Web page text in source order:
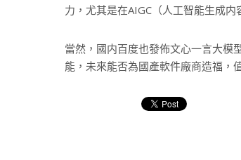
力，尤其是在AIGC（人工智能生成
當然，國内百度也發佈文心一言大模
能，未來能否為國產軟件廠商造福，